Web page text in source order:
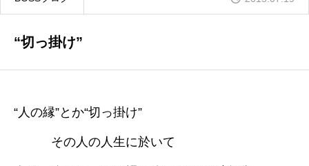
事業内容
お問い合わせ
“切っ掛け”
“人の縁”とか“切っ掛け”
その人の人生に於いて